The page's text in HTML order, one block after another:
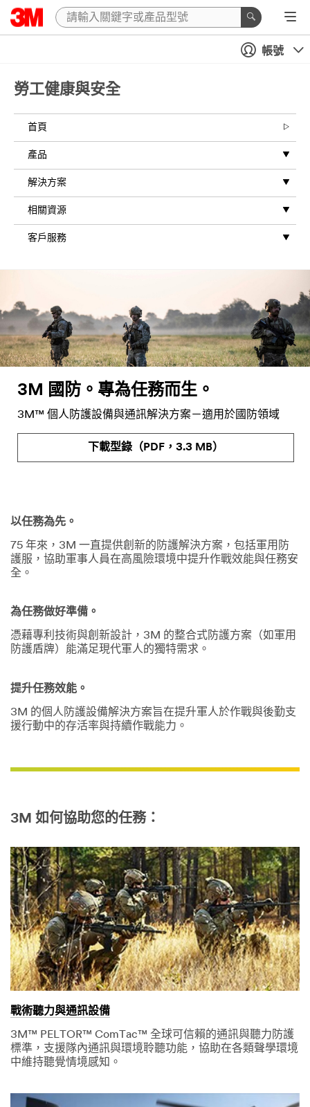
帳號
勞工健康與安全
首頁
產品
解決方案
相關資源
客戶服務
3M 國防。專為任務而生。
3M™ 個人防護設備與通訊解決方案－適用於國防領域
下載型錄（PDF，3.3 MB）
以任務為先。
75 年來，3M 一直提供創新的防護解決方案，包括軍用防
護服，協助軍事人員在高風險環境中提升作戰效能與任務安
全。
為任務做好準備。
憑藉專利技術與創新設計，3M 的整合式防護方案（如軍用
防護盾牌）能滿足現代軍人的獨特需求。
提升任務效能。
3M 的個人防護設備解決方案旨在提升軍人於作戰與後勤支
援行動中的存活率與持續作戰能力。
3M 如何協助您的任務：
戰術聽力與通訊設備
3M™ PELTOR™ ComTac™ 全球可信賴的通訊與聽力防護
標準，支援隊內通訊與環境聆聽功能，協助在各類聲學環境
中維持聽覺情境感知。